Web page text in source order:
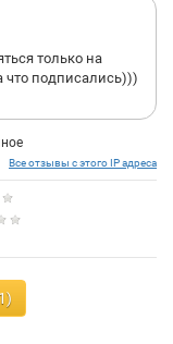
только на
что подписались)))
Все отзывы с этого IP адреса